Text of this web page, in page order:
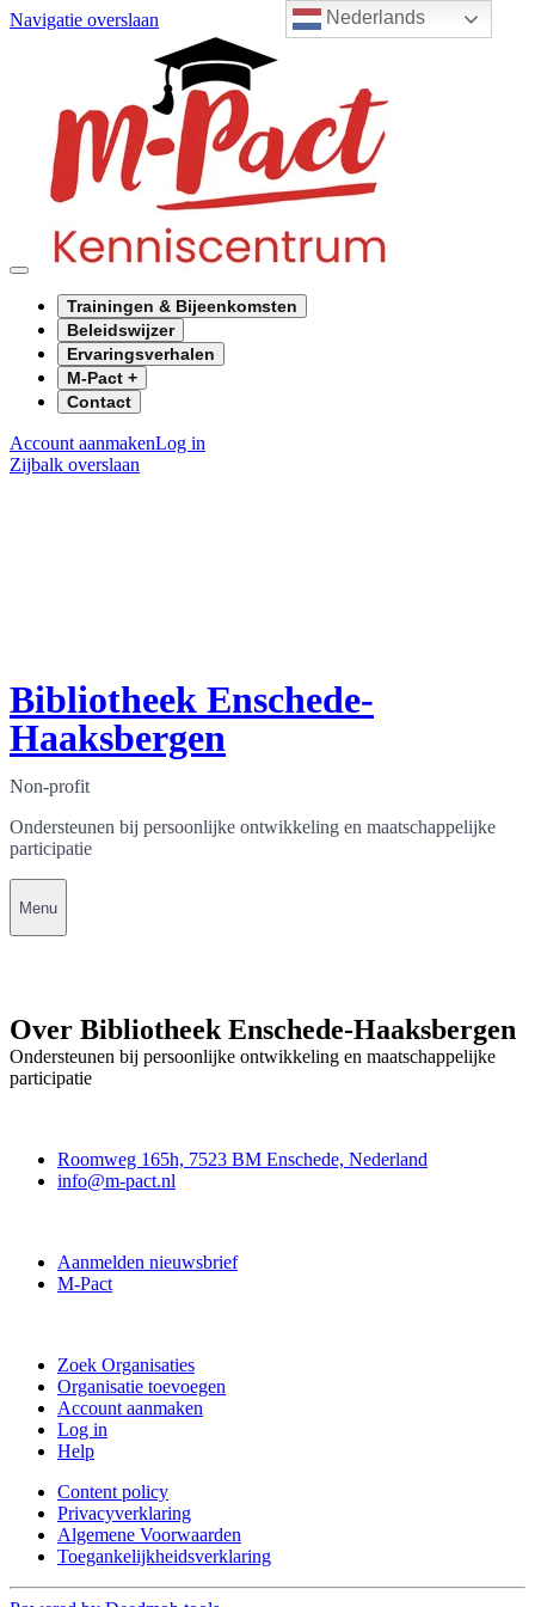
Nederlands
Navigatie overslaan
Trainingen & Bijeenkomsten
Beleidswijzer
Ervaringsverhalen
M-Pact +
Contact
Account aanmakenLog in
Zijbalk overslaan
Bibliotheek Enschede-
Haaksbergen
Non-profit
Ondersteunen bij persoonlijke ontwikkeling en maatschappelijke
participatie
Menu
Over Bibliotheek Enschede-Haaksbergen
Ondersteunen bij persoonlijke ontwikkeling en maatschappelijke
participatie
Roomweg 165h, 7523 BM Enschede, Nederland
info@m-pact.nl
Aanmelden nieuwsbrief
M-Pact
Zoek Organisaties
Organisatie toevoegen
Account aanmaken
Log in
Help
Content policy
Privacyverklaring
Algemene Voorwaarden
Toegankelijkheidsverklaring